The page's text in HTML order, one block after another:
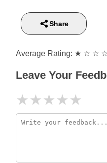
Share
Average Rating: ★ ☆ ☆ ☆
Leave Your
★★★★★